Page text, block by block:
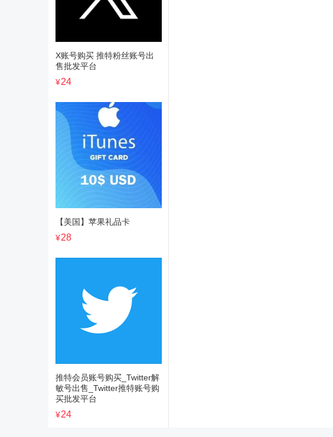
X账号购买 推特粉丝账号出
售批发平台
¥24
【美国】苹果礼品卡
¥28
推特会员账号购买_Twitter解
敏号出售_Twitter推特账号购
买批发平台
¥24